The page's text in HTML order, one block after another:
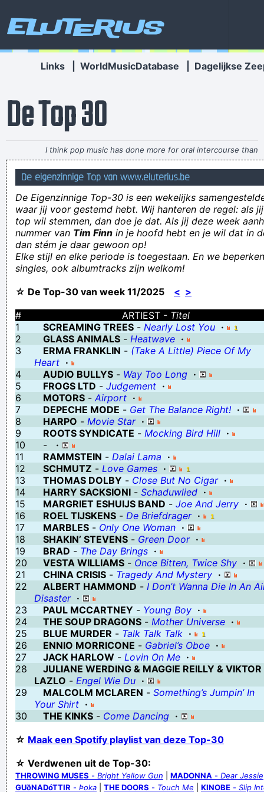
Eluterius
Links WorldMusicDatabase Dagelijkse
De Top 30
I think pop music has done more for oral intercourse than
anything else that ever happened, and vice versa.~ Frank Zappa
what makes a certain group of my neighbors so smelly? Is it the
deodorant they’re not using? The showers they’re not taking?
Het is perfect mogelijk om een rijk leven te leiden zónder veel te
werken.
IK VIND DAT ER VERANDERING MOET KOMENEEN KONTRACK
MOT EEN GANS JAAR UIT DOEN, NIET IN HET MIDDEN VAN HET
van het seisoon veranderen,??,,,,,,,,
vieze dokter
Sechhhh!
Deze methode helpt heel goed bij een voetenallergie, maar je
Geej se lèllike voel hod!
Neem nooit je hondje mee naar de Chinees
Deze site bezoeken is gezond!
LOEPZUIVERE PENALTY , maar noch de scheids, noch de
lijnrechters, noch de vierde scheids, noch de VAR ziet dat?
RONDUIT BECHAMEND !!!!!!
Oh? Vurwa dè nou wir?
En gee... geef die centen maar aan sint concensus!
geen koe zo bont of ze haalt haar neus op voor paardenstront
Verknoei je tijd op een nuttige manier!
De eigenzinnige Top van www.eluterius.be
De Eigenzinnige Top-30 is een wekelijks
waar jij voor gestemd hebt. Wij hanteren de regel: als
top wil stemmen, dan doe je dat. Als jij deze week
nummer van Tim Finn in je hoofd hebt en je wil dat in
dan stém je daar gewoon op!
Elke stijl en elke periode is toegestaan. En we
singles, ook albumtracks zijn welkom!
☆ De Top-30 van week 11/2025 < >
#
ARTIEST - Titel
1
SCREAMING TREES - Nearly Lost You ·
2
GLASS ANIMALS - Heatwave ·
3
ERMA FRANKLIN - (Take A Little) Piece Of My
Heart ·
4
AUDIO BULLYS - Way Too Long ·
5
FROGS LTD - Judgement ·
6
MOTORS - Airport ·
7
DEPECHE MODE - Get The Balance Right! ·
8
HARPO - Movie Star ·
9
ROOTS SYNDICATE - Mocking Bird Hill ·
10
-
·
11
RAMMSTEIN - Dalai Lama ·
12
SCHMUTZ - Love Games ·
13
THOMAS DOLBY - Close But No Cigar ·
14
HARRY SACKSIONI - Schaduwlied ·
15
MARGRIET ESHUIJS BAND - Joe And Jerry ·
16
ROEL TIJSKENS - De Briefdrager ·
17
MARBLES - Only One Woman ·
18
SHAKIN’ STEVENS - Green Door ·
19
BRAD - The Day Brings ·
20
VESTA WILLIAMS - Once Bitten, Twice Shy ·
21
CHINA CRISIS - Tragedy And Mystery ·
22
ALBERT HAMMOND - I Don’t Wanna Die In An
Disaster ·
23
PAUL MCCARTNEY - Young Boy ·
24
THE SOUP DRAGONS - Mother Universe ·
25
BLUE MURDER - Talk Talk Talk ·
26
ENNIO MORRICONE - Gabriel’s Oboe ·
27
JACK HARLOW - Lovin On Me ·
28
JULIANE WERDING & MAGGIE REILLY & VIKTOR
LAZLO - Engel Wie Du ·
29
MALCOLM MCLAREN - Something’s Jumpin’ In
Your Shirt ·
30
THE KINKS - Come Dancing ·
☆ Maak een Spotify playlist van deze Top-30
☆ Verdwenen uit de Top-30:
THROWING MUSES - Bright Yellow Gun MADONNA - Dear Jessie
GUðNADóTTIR - Þoka THE DOORS - Touch Me KINOBE - Slip